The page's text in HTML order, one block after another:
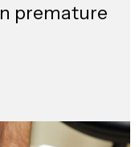
premature